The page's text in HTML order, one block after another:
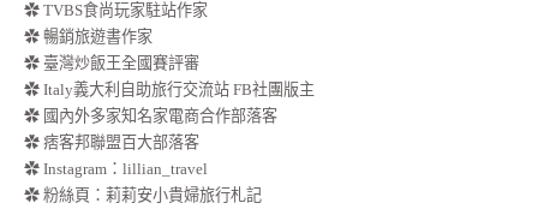
✿ TVBS食尚玩家駐站作家
✿ 暢銷旅遊書作家
✿ 臺灣炒飯王全國賽評審
✿ Italy義大利自助旅行交流站 FB社團版主
✿ 國內外多家知名家電商合作部落客
✿ 痞客邦聯盟百大部落客
✿ Instagram：lillian_travel
✿ 粉絲頁：莉莉安小貴婦旅行札記